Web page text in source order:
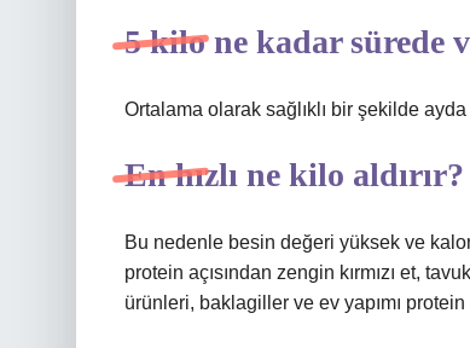
5 kilo ne kadar sürede
Ortalama olarak sağlıklı bir şekilde
En hızlı ne kilo aldırır?
Bu nedenle besin değeri yüksek ve
protein açısından zengin kırmızı et,
ürünleri, baklagiller ve ev yapımı